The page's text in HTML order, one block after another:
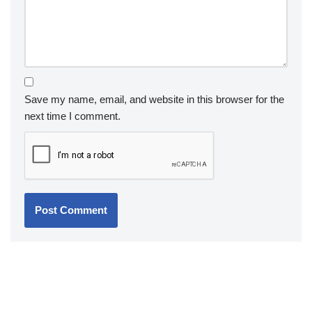
Save my name, email, and website in this browser for the
next time I comment.